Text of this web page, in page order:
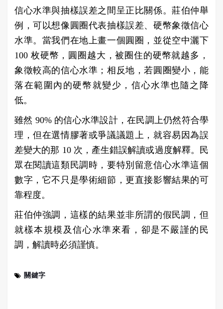
信心水準與抽樣誤差之間呈正比關係。莊伯仲舉
例，可以想像圓圈代表抽樣誤差、硬幣象徵信心
水準。當我們在地上畫一個圓圈，並從空中灑下
100 枚硬幣，圓圈越大，被圈住的硬幣就越多，
象徵較高的信心水準；相反地，若圓圈變小，能
落在範圍內的硬幣就變少，信心水準也隨之降
低。
雖然 90% 的信心水準設計，在民調上仍然符合學
理，但在選情膠著或爭議議題上，就容易因為誤
差變大的那 10 次，產生錯誤解讀或過度解釋。民
眾在閱讀這類民調時，要特別留意信心水準這個
數字，它不只是學術細節，更直接影響結果的可
靠程度。
莊伯仲強調，這樣的結果並非所謂的假民調，但
就樣本規模及信心水準來看，卻是不嚴謹的民
調，解讀時必須謹慎。
關鍵字